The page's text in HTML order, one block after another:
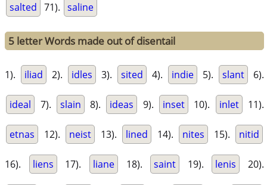
salted 71). saline
5 letter Words made out of disentail
1). iliad 2). idles 3). sited 4). indie 5). slant 6).
ideal 7). slain 8). ideas 9). inset 10). inlet 11).
etnas 12). neist 13). lined 14). nites 15). nitid
16). liens 17). liane 18). saint 19). lenis 20).